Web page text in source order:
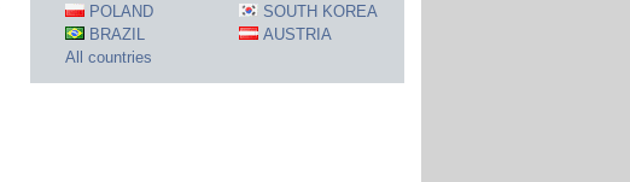
POLAND
SOUTH KOREA
BRAZIL
AUSTRIA
All countries